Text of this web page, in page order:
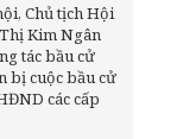
Chủ tịch Hội
Kim Ngân
tác bầu cử
bị cuộc bầu cử
các cấp